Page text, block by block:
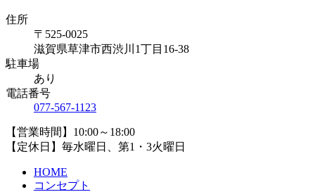
住所
〒525-0025
滋賀県草津市西渋川1丁目16-38
駐車場
あり
電話番号
077-567-1123
【営業時間】10:00～18:00
【定休日】毎水曜日、第1・3火曜日
HOME
コンセプト